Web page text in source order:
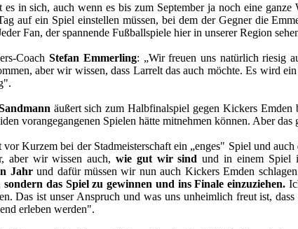
es in sich, auch wenn es bis zum September ja noch eine
auf ein Spiel einstellen müssen, bei dem der Gegner die
Fan, der spannende Fußballspiele hier in unserer Region
CoachStefan Emmerling: „Wir freuen uns natürlich riesig
aber wir wissen, dass Larrelt das auch möchte. Es wird
äußert sich zum Halbfinalspiel gegen Kickers Emden
vorangegangenen Spielen hätte mitnehmen können. Aber
Kurzem bei der Stadmeisterschaft ein „enges" Spiel und
aber wir wissen auch,wie gut wir sind und in einem Spiel
Jahrund dafür müssen wir nun auch Kickers Emden
sondern das Spiel zu gewinnen und ins Finale einzuziehen.
Das ist unser Anspruch und was uns unheimlich freut ist,
erleben werden".